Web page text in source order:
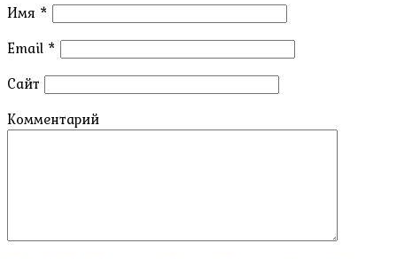
Имя *
Email *
Сайт
Комментарий